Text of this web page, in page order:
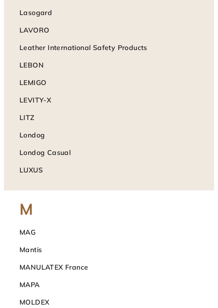
Lasogard
LAVORO
Leather International Safety Products
LEBON
LEMIGO
LEVITY-X
LITZ
Londog
Londog Casual
LUXUS
M
MAG
Mantis
MANULATEX France
MAPA
MOLDEX